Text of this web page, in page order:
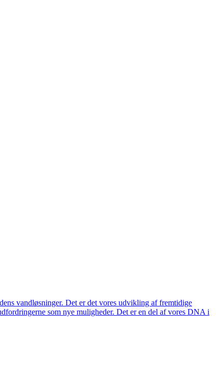
vandløsninger. Det er det vores udvikling af fremtidige
som nye muligheder. Det er en del af vores DNA i